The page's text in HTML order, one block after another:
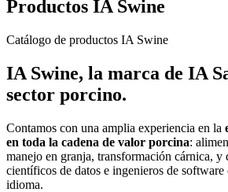
Productos IA Swine
Catálogo de productos IA Swine
IA Swine, la marca de IA
sector porcino.
Contamos con una amplia experiencia en la
en toda la cadena de valor porcina:
manejo en granja, transformación cárnica, y
científicos de datos e ingenieros de software
idioma.